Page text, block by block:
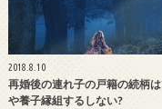
2018.8.10
再婚後の連れ子の戸籍の続柄は
や養子縁組するしない?